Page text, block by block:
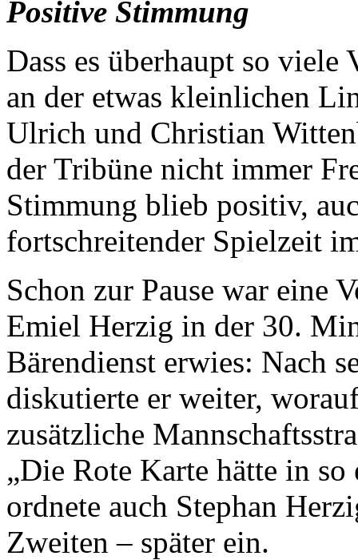
Positive Stimmung
Dass es überhaupt so viele
an der etwas kleinlichen
Ulrich und Christian
der Tribüne nicht immer
Stimmung blieb positiv,
fortschreitender Spielzeit
Schon zur Pause war eine
Emiel Herzig in der 30.
Bärendienst erwies: Nach
diskutierte er weiter,
zusätzliche
„Die Rote Karte hätte in
ordnete auch Stephan
Zweiten – später ein.